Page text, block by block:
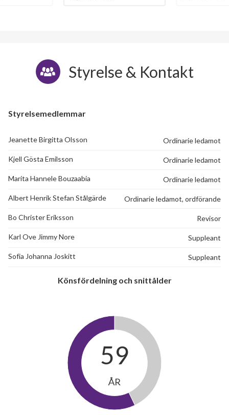
Styrelse & Kontakt
Styrelsemedlemmar
Jeanette Birgitta Olsson Ordinarie ledamot
Kjell Gösta Emilsson Ordinarie ledamot
Marita Hannele Bouzaabia Ordinarie ledamot
Albert Henrik Stefan Stålgärde Ordinarie ledamot, ordförande
Bo Christer Eriksson Revisor
Karl Ove Jimmy Nore Suppleant
Sofia Johanna Joskitt Suppleant
Könsfördelning och snittålder
59
ÅR